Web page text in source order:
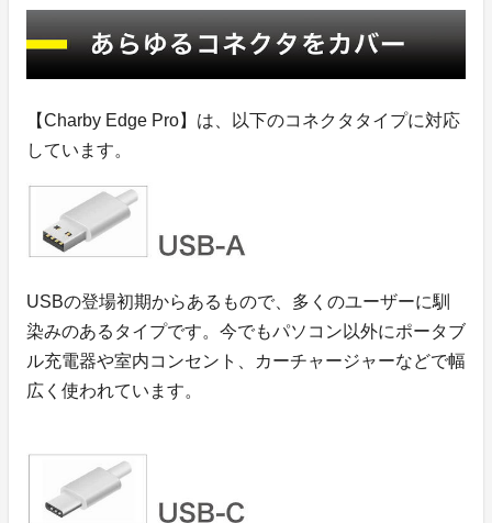
【Charby Edge Pro】は、以下のコネクタタイプに対応
しています。
USBの登場初期からあるもので、多くのユーザーに馴
染みのあるタイプです。今でもパソコン以外にポータブ
ル充電器や室内コンセント、カーチャージャーなどで幅
広く使われています。